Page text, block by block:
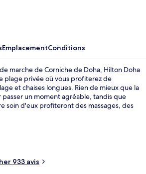
EmplacementConditions
marche de Corniche de Doha, Hilton Doha
plage privée où vous profiterez de
et chaises longues. Rien de mieux que la
un moment agréable, tandis que
soin d'eux profiteront des massages, des
l'un des 3 restaurants, sert des
et est ouvert pour le déjeuner
touristique de luxe abrite en outre 6
bord de piscine et un centre de remise en
autres voyageurs adorent le personnel
avec la plage.
933 avis